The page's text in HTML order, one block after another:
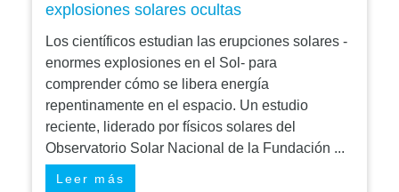
explosiones solares ocultas
Los científicos estudian las erupciones solares -
enormes explosiones en el Sol- para
comprender cómo se libera energía
repentinamente en el espacio. Un estudio
reciente, liderado por físicos solares del
Observatorio Solar Nacional de la Fundación ...
Leer más